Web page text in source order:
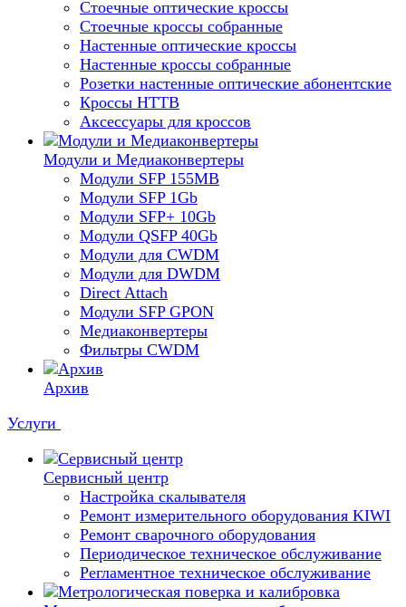
Стоечные оптические кроссы
Стоечные кроссы собранные
Настенные оптические кроссы
Настенные кроссы собранные
Розетки настенные оптические абонентские
Кроссы HTTB
Аксессуары для кроссов
Модули и Медиаконвертеры
Модули SFP 155MB
Модули SFP 1Gb
Модули SFP+ 10Gb
Модули QSFP 40Gb
Модули для CWDM
Модули для DWDM
Direct Attach
Модули SFP GPON
Медиаконвертеры
Фильтры CWDM
Архив
Услуги
Сервисный центр
Настройка скалывателя
Ремонт измерительного оборудования KIWI
Ремонт сварочного оборудования
Периодическое техническое обслуживание
Регламентное техническое обслуживание